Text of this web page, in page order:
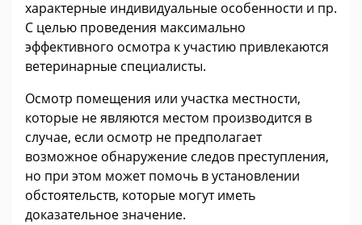
характерные индивидуальные особенности и пр.
С целью проведения максимально
эффективного осмотра к участию привлекаются
ветеринарные специалисты.
Осмотр помещения или участка местности,
которые не являются местом производится в
случае, если осмотр не предполагает
возможное обнаружение следов преступления,
но при этом может помочь в установлении
обстоятельств, которые могут иметь
доказательное значение.